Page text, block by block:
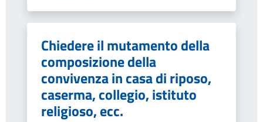
Chiedere il mutamento della
composizione della
convivenza in casa di riposo,
caserma, collegio, istituto
religioso, ecc.